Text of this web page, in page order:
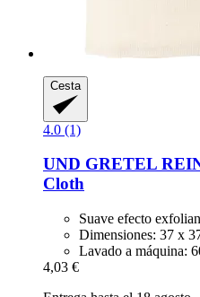
Cesta
4.0 (1)
UND GRETEL
Cloth
Suave efecto
Dimensiones: 37 x
Lavado a máquina:
4,03 €